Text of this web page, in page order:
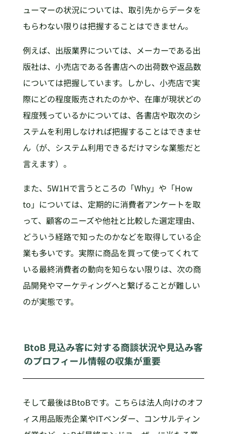
ューマーの状況については、取引先からデータを
もらわない限りは把握することはできません。
例えば、出版業界については、メーカーである出
版社は、小売店である各書店への出荷数や返品数
については把握しています。しかし、小売店で実
際にどの程度販売されたのかや、在庫が現状どの
程度残っているかについては、各書店や取次のシ
ステムを利用しなければ把握することはできませ
ん（が、システム利用できるだけマシな業態だと
言えます）。
また、5W1Hで言うところの「Why」や「How
to」については、定期的に消費者アンケートを取
って、顧客のニーズや他社と比較した選定理由、
どういう経路で知ったのかなどを取得している企
業も多いです。実際に商品を買って使ってくれて
いる最終消費者の動向を知らない限りは、次の商
品開発やマーケティングへと繋げることが難しい
のが実態です。
BtoB 見込み客に対する商談状況や見込み客
のプロフィール情報の収集が重要
そして最後はBtoBです。こちらは法人向けのオフ
ィス用品販売企業やITベンダー、コンサルティン